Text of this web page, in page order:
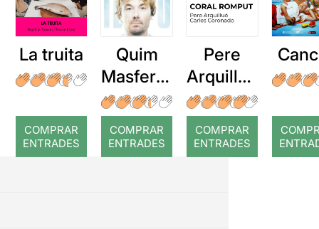
La truita
COMPRAR
ENTRADES
Quim
Masferre
r: Temps
COMPRAR
ENTRADES
Pere
Arquillué
: Coral
romput
COMPRAR
ENTRADES